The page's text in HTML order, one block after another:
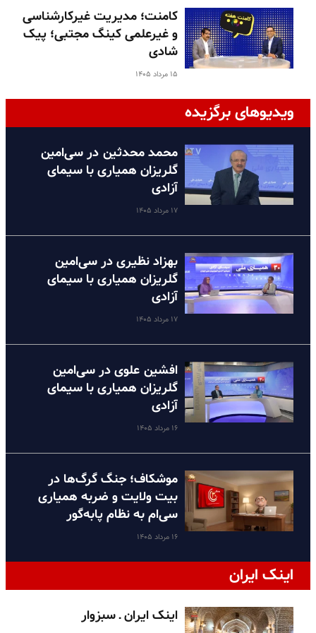
کامنت؛ مدیریت غیرکارشناسی
و غیرعلمی کینگ مجتبی؛ پیک
شادی
۱۵ مرداد ۱۴۰۵
ویدیوهای برگزیده
محمد محدثین در سی‌امین
گلریزان همیاری با سیمای
آزادی
۱۷ مرداد ۱۴۰۵
بهزاد نظیری در سی‌امین
گلریزان همیاری با سیمای
آزادی
۱۷ مرداد ۱۴۰۵
افشین علوی در سی‌امین
گلریزان همیاری با سیمای
آزادی
۱۶ مرداد ۱۴۰۵
موشکاف؛ جنگ گرگ‌ها در
بیت ولایت و ضربه همیاری
سی‌ام به نظام پا‌به‌گور
۱۶ مرداد ۱۴۰۵
اینک ایران
اینک ایران ـ سبزوار